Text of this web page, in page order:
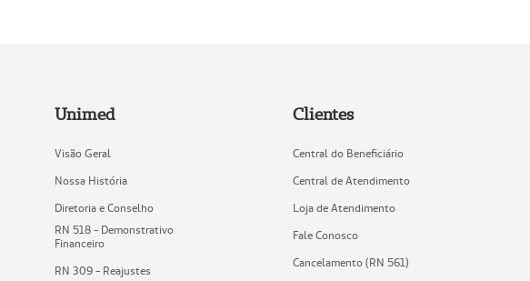
Unimed
Visão Geral
Nossa História
Diretoria e Conselho
RN 518 - Demonstrativo
Financeiro
RN 309 - Reajustes
Clientes
Central do Beneficiário
Central de Atendimento
Loja de Atendimento
Fale Conosco
Cancelamento (RN 561)